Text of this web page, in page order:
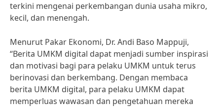
terkini mengenai perkembangan dunia usaha mikro,
kecil, dan menengah.
Menurut Pakar Ekonomi, Dr. Andi Baso Mappuji,
“Berita UMKM digital dapat menjadi sumber inspirasi
dan motivasi bagi para pelaku UMKM untuk terus
berinovasi dan berkembang. Dengan membaca
berita UMKM digital, para pelaku UMKM dapat
memperluas wawasan dan pengetahuan mereka